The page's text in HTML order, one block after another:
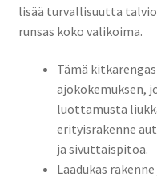
lisää turvallisuutta
runsas koko valikoima.
Tämä
ajokokemuksen,
luottamusta
erityisrakenne
ja sivuttaispitoa.
Laadukas